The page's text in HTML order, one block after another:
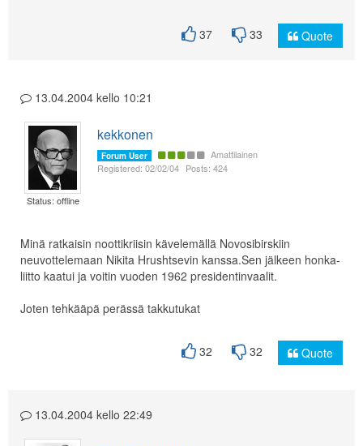
37 33 Quote
13.04.2004 kello 10:21
Status: offline
kekkonen
Forum User
Amattilainen
Registered: 02/02/04 Posts: 424
Minä ratkaisin noottikriisin kävelemällä Novosibirskiin
neuvottelemaan Nikita Hrushtsevin kanssa.Sen jälkeen honka-
liitto kaatui ja voitin vuoden 1962 presidentinvaalit.
Joten tehkääpä perässä takkutukat
32 32 Quote
13.04.2004 kello 22:49